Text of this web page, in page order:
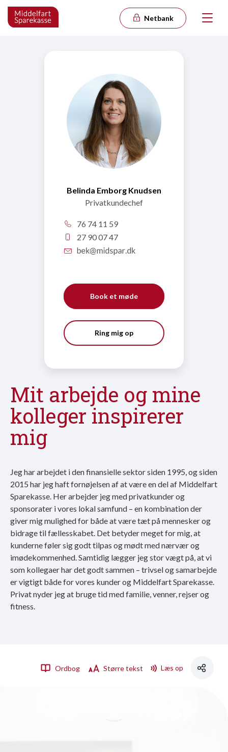
Netbank
Belinda Emborg Knudsen
Privatkundechef
76 74 11 59
27 90 07 47
Book et møde
Ring mig op
Mit arbejde og mine
kolleger inspirerer
mig
Jeg har arbejdet i den finansielle sektor siden 1995, og siden
2015 har jeg haft fornøjelsen af at være en del af Middelfart
Sparekasse. Her arbejder jeg med privatkunder og
sponsorater i vores lokal samfund – en kombination der
giver mig mulighed for både at være tæt på mennesker og
bidrage til fællesskabet. Det betyder meget for mig, at
kunderne føler sig godt tilpas og mødt med nærvær og
imødekommenhed. Samtidig lægger jeg stor vægt på, at vi
som kollegaer har det godt sammen – trivsel og samarbejde
er vigtigt både for vores kunder og Middelfart Sparekasse.
Privat nyder jeg at bruge tid med familie, venner, rejser og
fitness.
Ordbog Større tekst Læs op